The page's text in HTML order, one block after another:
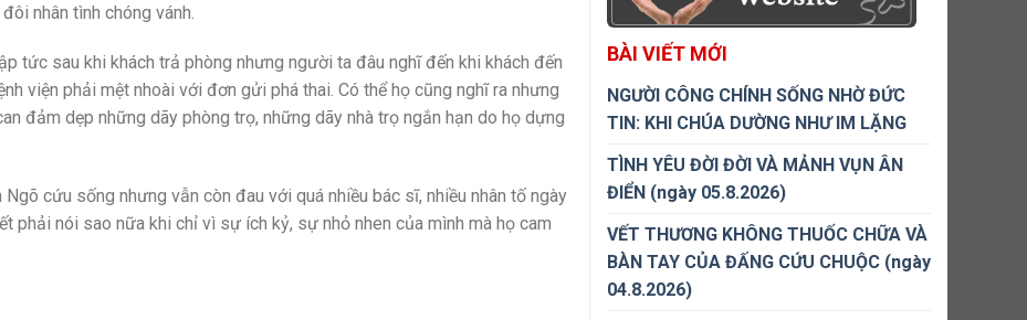
nhân tình chóng vánh.
tức sau khi khách trả phòng nhưng người ta đâu nghĩ đến khi khách đến
viện phải mệt nhoài với đơn gửi phá thai. Có thể họ cũng nghĩ ra nhưng
đảm dẹp những dãy phòng trọ, những dãy nhà trọ ngắn hạn do họ dựng
cứu sống nhưng vẫn còn đau với quá nhiều bác sĩ, nhiều nhân tố ngày
phải nói sao nữa khi chỉ vì sự ích kỷ, sự nhỏ nhen của mình mà họ cam
BÀI VIẾT MỚI
NGƯỜI CÔNG CHÍNH SỐNG NHỜ ĐỨC
TIN: KHI CHÚA DƯỜNG NHƯ IM LẶNG
TÌNH YÊU ĐỜI ĐỜI VÀ MẢNH VỤN ÂN
ĐIỂN (ngày 05.8.2026)
VẾT THƯƠNG KHÔNG THUỐC CHỮA VÀ
BÀN TAY CỦA ĐẤNG CỨU CHUỘC (ngày
04.8.2026)